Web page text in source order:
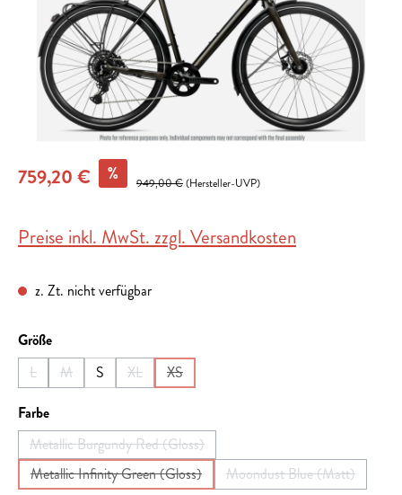
759,20 € % 949,00 €(Hersteller-UVP)
Preise inkl. MwSt. zzgl. Versandkosten
z. Zt. nicht verfügbar
Größeauswählen
L
(Diese Option ist zurzeit nicht verfügbar.)
M
(Diese Option ist zurzeit nicht verfügbar.)
S XL
(Diese Option ist zurzeit nicht verfügbar.)
XS
(Diese Option ist zurzeit nicht verfügbar.)
Farbeauswählen
Metallic Burgundy Red (Gloss)
(Diese Option ist zurzeit nicht verfügbar.)
Metallic Infinity Green (Gloss)
(Diese Option ist zurzeit nicht verfügbar.)
Moondust Blue (Matt)
(Diese Option ist